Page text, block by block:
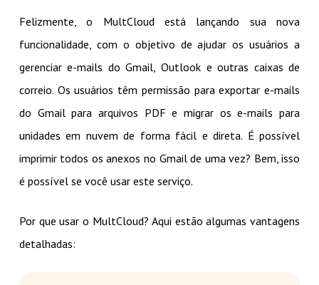
Felizmente, o MultCloud está lançando sua nova
funcionalidade, com o objetivo de ajudar os usuários a
gerenciar e-mails do Gmail, Outlook e outras caixas de
correio. Os usuários têm permissão para exportar e-mails
do Gmail para arquivos PDF e migrar os e-mails para
unidades em nuvem de forma fácil e direta. É possível
imprimir todos os anexos no Gmail de uma vez? Bem, isso
é possível se você usar este serviço.
Por que usar o MultCloud? Aqui estão algumas vantagens
detalhadas: